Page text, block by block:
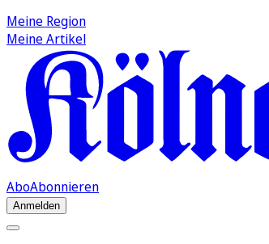
Meine Region
Meine Artikel
AboAbonnieren
Anmelden